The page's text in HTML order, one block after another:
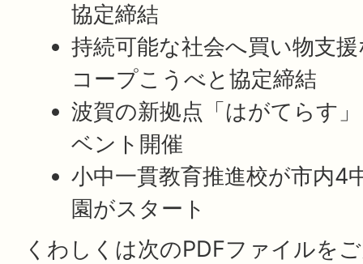
協定締結
持続可能な社会へ買い物支
コープこうべと協定締結
波賀の新拠点「はがてらす
ベント開催
小中一貫教育推進校が市内4
園がスタート
くわしくは次のPDFファイルを